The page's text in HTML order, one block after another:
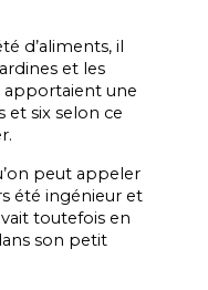
d’aliments, il
et les
apportaient une
et six selon ce
peut appeler
été ingénieur et
toutefois en
son petit